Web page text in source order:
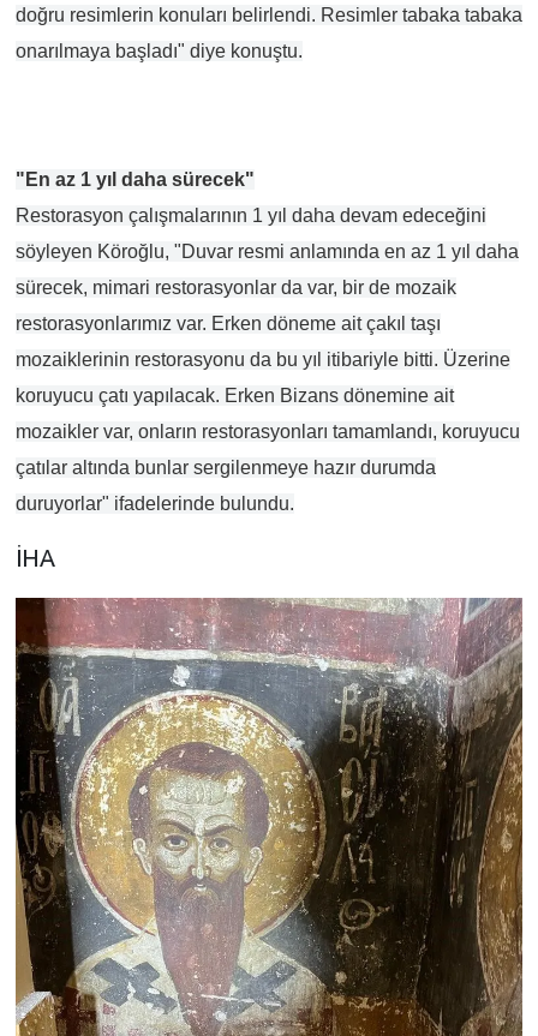
doğru resimlerin konuları belirlendi. Resimler tabaka tabaka
onarılmaya başladı" diye konuştu.
"En az 1 yıl daha sürecek"
Restorasyon çalışmalarının 1 yıl daha devam edeceğini
söyleyen Köroğlu, "Duvar resmi anlamında en az 1 yıl daha
sürecek, mimari restorasyonlar da var, bir de mozaik
restorasyonlarımız var. Erken döneme ait çakıl taşı
mozaiklerinin restorasyonu da bu yıl itibariyle bitti. Üzerine
koruyucu çatı yapılacak. Erken Bizans dönemine ait
mozaikler var, onların restorasyonları tamamlandı, koruyucu
çatılar altında bunlar sergilenmeye hazır durumda
duruyorlar" ifadelerinde bulundu.
İHA